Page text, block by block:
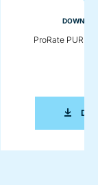
DOSIERER,
ProRate PURE